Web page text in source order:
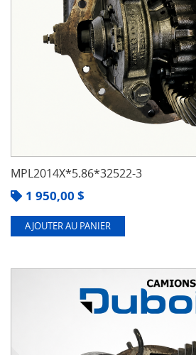
MPL2014X*5.86*32522-3
1 950,00 $
AJOUTER AU PANIER